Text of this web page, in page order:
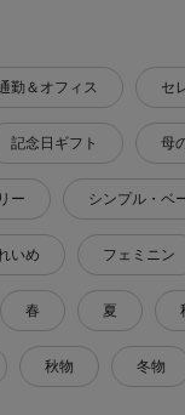
勤＆オフィス セ
記念日ギフト 母
ー シンプル・ベ
いめ フェミニン
春 夏
秋物 冬物